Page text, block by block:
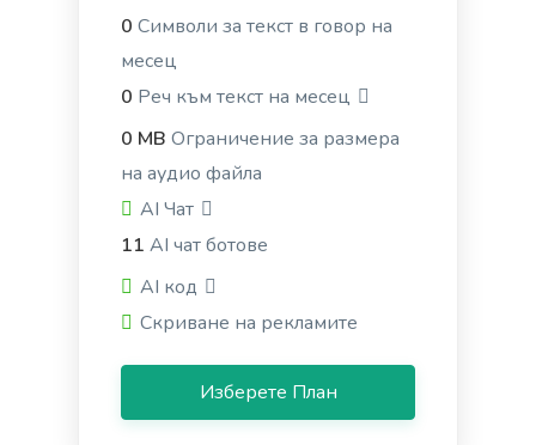
Emails
Professional-looking emails that help you engage
leads and customers.
Emails V2
Personalized email outreach to your target
prospects that get better results.
0 Символи за текст в говор на
месец
0 Реч към текст на месец
0 MB Ограничение за размера
на аудио файла
AI Чат
11 AI чат ботове
AI код
Скриване на рекламите
Изберете План